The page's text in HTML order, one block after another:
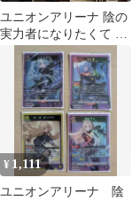
ユニオンアリーナ 陰の
実力者になりたくて ア
ルファ sr ★★ 星2 パラ
レル
¥ 1,111
ユニオンアリーナ 陰